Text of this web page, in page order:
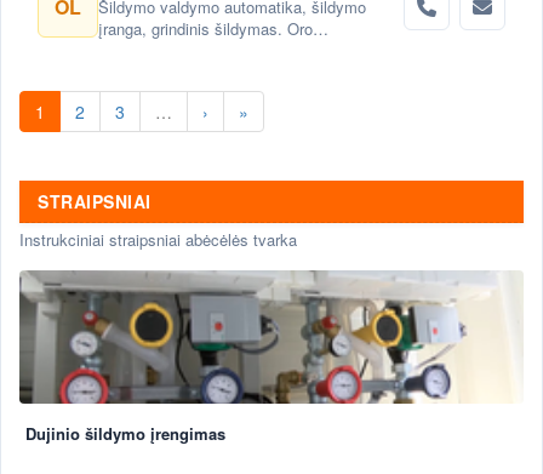
OL
Šildymo valdymo automatika, šildymo
įranga, grindinis šildymas. Oro
sistemos. Oro drėkintuvai, sausintuvai,
valytuvai, oro ventiliatoriai. Oro jonizatoriai,
ozono generatoriai.
1 2 3 … › »
STRAIPSNIAI
Instrukciniai straipsniai abėcėlės tvarka
Dujinio šildymo įrengimas